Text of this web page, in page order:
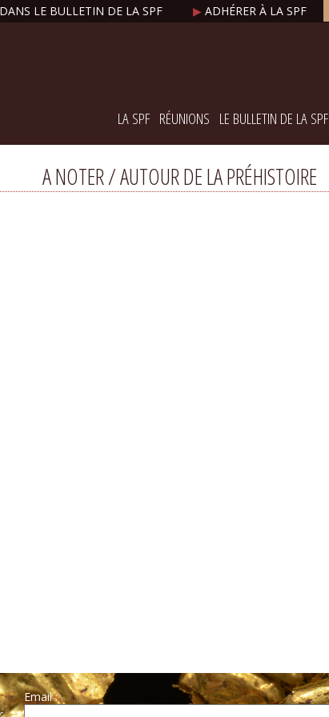
LE BULLETIN DE LA SPF ▶ ADHÉRER À LA SPF
LA SPF RÉUNIONS LE BULLETIN DE LA SPF
A NOTER / AUTOUR DE LA PRÉHISTOIRE
Email :